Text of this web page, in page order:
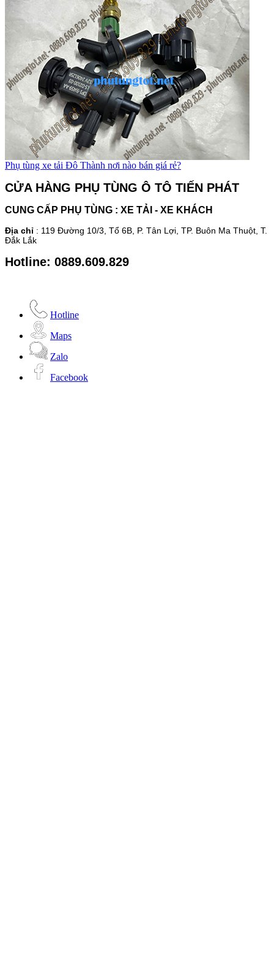
Phụ tùng xe tải Đô Thành nơi nào bán giá rẻ?
CỬA HÀNG PHỤ TÙNG Ô TÔ TIẾN PHÁT
CUNG CẤP PHỤ TÙNG : XE TẢI - XE KHÁCH
Địa chỉ : 119 Đường 10/3, Tổ 6B, P. Tân Lợi, TP. Buôn Ma Thuột, T.
Đắk Lắk
Hotline: 0889.609.829
Hotline
Maps
Zalo
Facebook